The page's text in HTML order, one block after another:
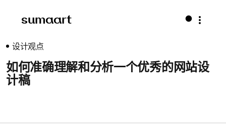
sumaart
设计观点
如何准确理解和分析一个优秀的网站设
计稿